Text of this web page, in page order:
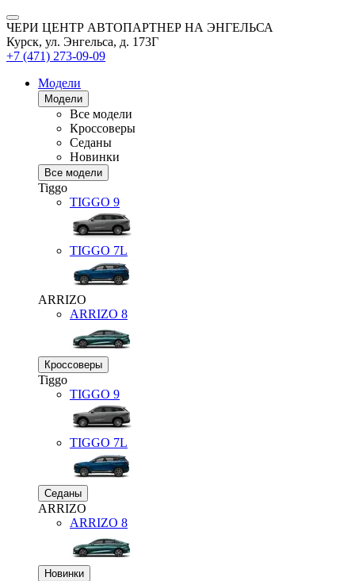
ЧЕРИ ЦЕНТР АВТОПАРТНЕР НА ЭНГЕЛЬСА
Курск, ул. Энгельса, д. 173Г
+7 (471) 273-09-09
Модели
Модели
Все модели
Кроссоверы
Седаны
Новинки
Все модели
Tiggo
TIGGO 9
TIGGO 7L
ARRIZO
ARRIZO 8
Кроссоверы
Tiggo
TIGGO 9
TIGGO 7L
Седаны
ARRIZO
ARRIZO 8
Новинки